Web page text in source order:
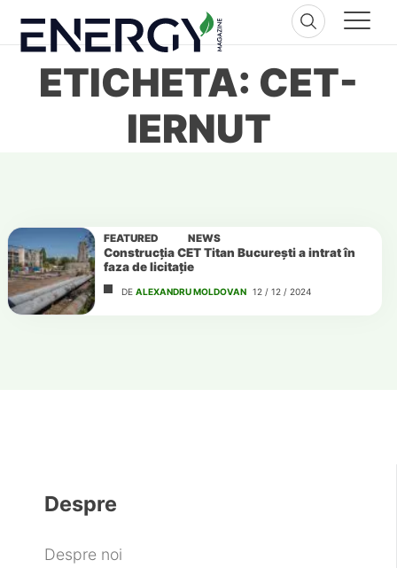
content
ETICHETA: CET-
IERNUT
FEATURED NEWS
Construcția CET Titan București a intrat în
faza de licitație
DE ALEXANDRU MOLDOVAN 12 / 12 / 2024
Despre
Despre noi